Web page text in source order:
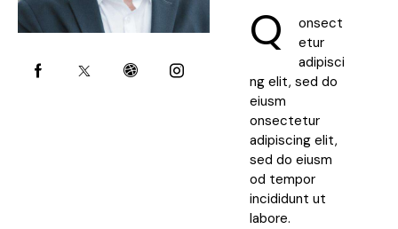
Q
onsect
etur
adipisci
ng elit, sed do
eiusm
onsectetur
adipiscing elit,
sed do eiusm
od tempor
incididunt ut
labore.